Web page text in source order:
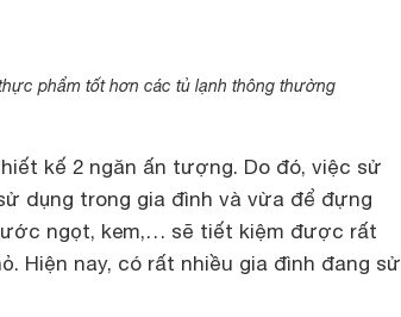
phẩm tốt hơn các tủ lạnh thông thường
kế 2 ngăn ấn tượng. Do đó, việc sử
dụng trong gia đình và vừa để đựng
ngọt, kem,… sẽ tiết kiệm được rất
Hiện nay, có rất nhiều gia đình đang sử